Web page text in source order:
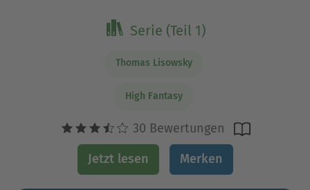
Serie (Teil 1)
Thomas Lisowsky
High Fantasy
30 Bewertungen
Jetzt lesen Merken